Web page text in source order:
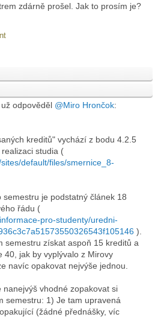
zdárně prošel. Jak to prosím je?
odpověděl @Miro Hrončok:
kreditů" vychází z bodu 4.2.5
studia (
default/files/smernice_8-
je podstatný článek 18
řádu (
pro-studenty/uredni-
).
semestru získat aspoň 15 kreditů a
40, jak by vyplývalo z Mirovy
navíc opakovat nejvýše jednou.
nanejvýš vhodné zopakovat si
semestru: 1) Je tam upravená
(žádné přednášky, víc